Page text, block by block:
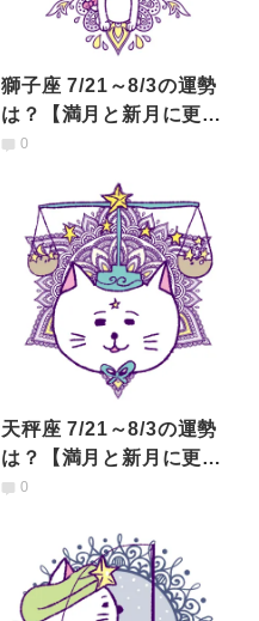
獅子座 7/21～8/3の運勢
は？【満月と新月に更
新！インド占星術】
0
天秤座 7/21～8/3の運勢
は？【満月と新月に更
新！インド占星術】
0